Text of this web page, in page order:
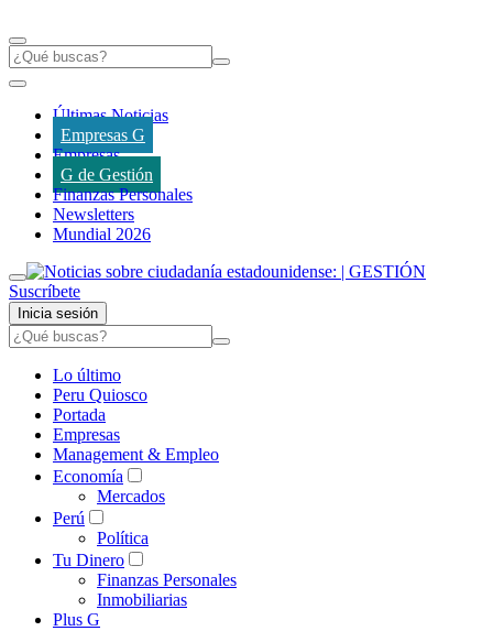
Últimas Noticias
Empresas G
Empresas
G de Gestión
Finanzas Personales
Newsletters
Mundial 2026
Suscríbete
Inicia sesión
Lo último
Peru Quiosco
Portada
Empresas
Management & Empleo
Economía
Mercados
Perú
Política
Tu Dinero
Finanzas Personales
Inmobiliarias
Plus G